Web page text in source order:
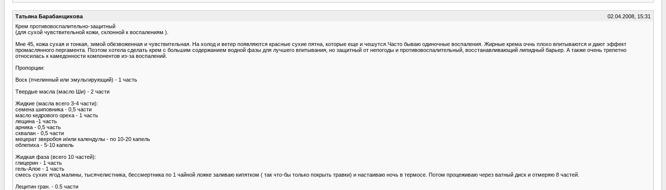
Татьяна Барабанщикова
02.04.2008, 15:31
Крем противовоспалительно-защитный
(для сухой чувствительной кожи, склонной к воспалениям ).
Мне 45, кожа сухая и тонкая, зимой обезвоженная и чувствительная. На холод и ветер появляются красные сухие пятна, которые еще и чешутся.Часто бываю одиночные воспаления. Жирные крема очнь плохо впитываются и дают эффект
промаслянного пергамента. Поэтом хотела сделать крем с большим содержанием водной фазы для лучшего впитывания, но защитный от непогоды и противовоспалительный, восстанавливающий липидный барьер. А также очень трепетно
относилась к камедонности компонентов из-за воспалений.
Пропорции:
Воск (пчелинный или эмульгирующий) - 1 часть
Твердые масла (масло Ши) - 2 части
Жидкие (масла всего 3-4 части):
семена шиповника - 0,5 части
масло кедрового ореха - 1 часть
лещина -1 часть
арника - 0,5 часть
сквалан - 0,5 части
мецерат зверобоя и/или календулы - по 10-20 капель
облепиха - 5-10 капель
Жидкая фаза (всего 10 частей):
глицерин - 1 часть
гель-Алое - 1 часть
смесь сухих ягод малины, тысячелистника, бессмертника по 1 чайной ложке заливаю кипятком ( так что-бы только покрыть травки) и настаиваю ночь в термосе. Потом процеживаю через ватный диск и отмеряю 8 частей.
Лецитин гран. - 0.5 части